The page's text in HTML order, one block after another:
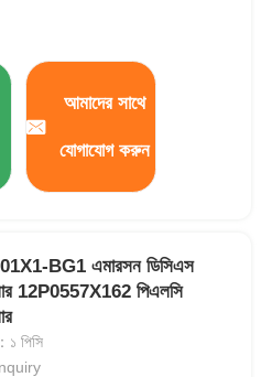
আমাদের সাথে
যোগাযোগ করুন
BG1 এমারসন ডিসিএস
12P0557X162 পিএলসি
পিসি